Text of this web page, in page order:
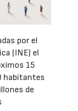
por el
(INE) el
15
habitantes
de